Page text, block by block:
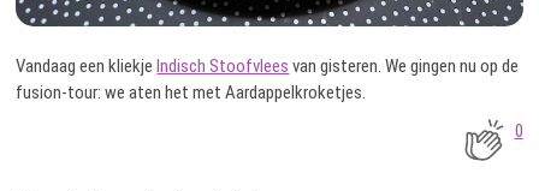
Vandaag een kliekjeIndisch Stoofvlees van gisteren. We gingen nu op de
fusion-tour: we aten het met Aardappelkroketjes.
0